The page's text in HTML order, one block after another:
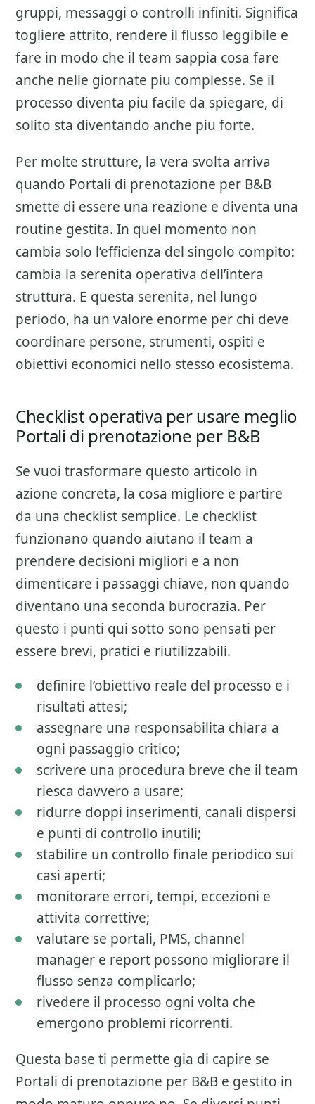
gruppi, messaggi o controlli infiniti. Significa
togliere attrito, rendere il flusso leggibile e
fare in modo che il team sappia cosa fare
anche nelle giornate piu complesse. Se il
processo diventa piu facile da spiegare, di
solito sta diventando anche piu forte.
Per molte strutture, la vera svolta arriva
quando Portali di prenotazione per B&B
smette di essere una reazione e diventa una
routine gestita. In quel momento non
cambia solo l’efficienza del singolo compito:
cambia la serenita operativa dell’intera
struttura. E questa serenita, nel lungo
periodo, ha un valore enorme per chi deve
coordinare persone, strumenti, ospiti e
obiettivi economici nello stesso ecosistema.
Checklist operativa per usare meglio
Portali di prenotazione per B&B
Se vuoi trasformare questo articolo in
azione concreta, la cosa migliore e partire
da una checklist semplice. Le checklist
funzionano quando aiutano il team a
prendere decisioni migliori e a non
dimenticare i passaggi chiave, non quando
diventano una seconda burocrazia. Per
questo i punti qui sotto sono pensati per
essere brevi, pratici e riutilizzabili.
definire l’obiettivo reale del processo e i
risultati attesi;
assegnare una responsabilita chiara a
ogni passaggio critico;
scrivere una procedura breve che il team
riesca davvero a usare;
ridurre doppi inserimenti, canali dispersi
e punti di controllo inutili;
stabilire un controllo finale periodico sui
casi aperti;
monitorare errori, tempi, eccezioni e
attivita correttive;
valutare se portali, PMS, channel
manager e report possono migliorare il
flusso senza complicarlo;
rivedere il processo ogni volta che
emergono problemi ricorrenti.
Questa base ti permette gia di capire se
Portali di prenotazione per B&B e gestito in